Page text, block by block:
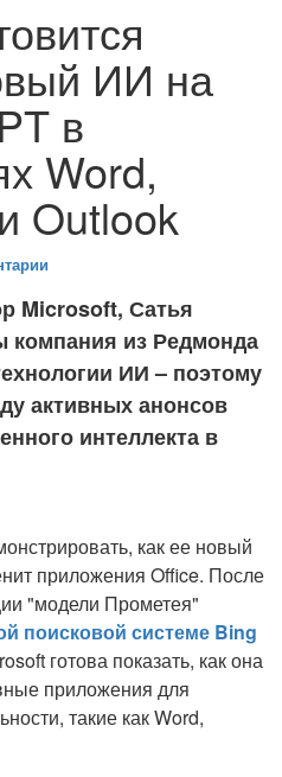
ИИ на
в
Word,
Outlook
Microsoft, Сатья
компания из Редмонда
ИИ – поэтому
активных анонсов
интеллекта в
как ее новый
приложения Office. После
"модели Прометея"
поисковой системе Bing
готова показать, как она
приложения для
такие как Word,